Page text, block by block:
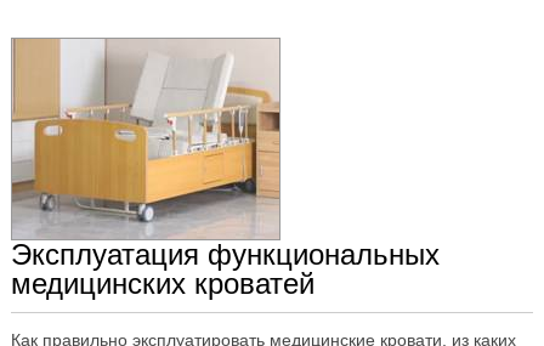
Эксплуатация функциональных
медицинских кроватей
Как правильно эксплуатировать медицинские кровати, из каких